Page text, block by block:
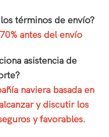
términos de envío?
antes del envío
asistencia de
naviera basada en
y discutir los
y favorables.